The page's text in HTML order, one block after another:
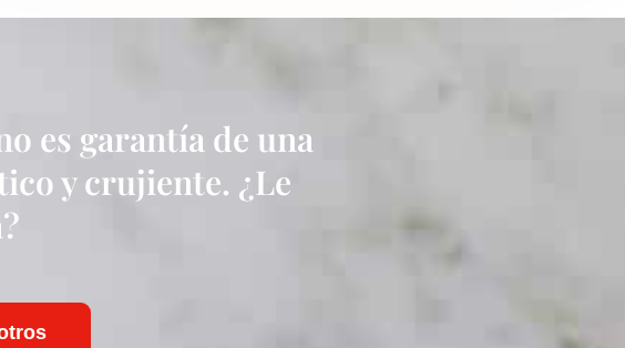
es garantía de una
y crujiente. ¿Le